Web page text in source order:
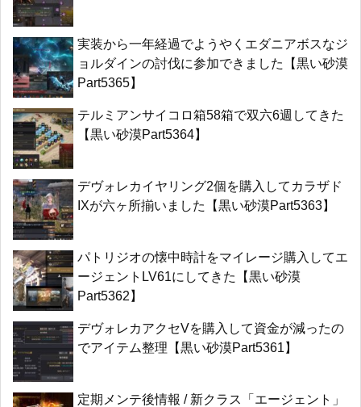
実装から一年経過でようやくエダニアボスなジ
ョルダインの討伐に参加できました【黒い砂漠
Part5365】
テルミアンサイコロ箱58箱で双六6週してきた
【黒い砂漠Part5364】
デヴォレカイヤリング2個を購入してカラザド
IXが六ヶ所揃いました【黒い砂漠Part5363】
パトリジオの懐中時計をマイレージ購入してエ
ージェントLV61にしてきた【黒い砂漠
Part5362】
デヴォレカアクセVを購入して資金が減ったの
でアイテム整理【黒い砂漠Part5361】
定期メンテ後情報 / 新クラス「エージェント」